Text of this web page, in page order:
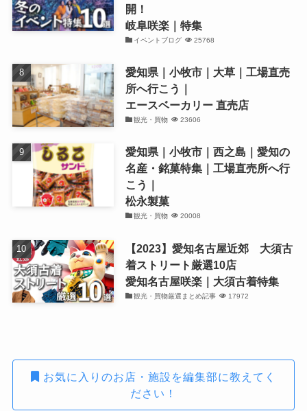
開！
岐阜咲楽｜特集
イベントブログ 25768
愛知県｜小牧市｜大草｜工場直売
所へ行こう｜
エースベーカリー 直売店
観光・買物 23606
愛知県｜小牧市｜西之島｜愛知の
名産・銘菓特集｜工場直売所へ行
こう｜
松永製菓
観光・買物 20008
【2023】愛知名古屋近郊 大須古
着ストリート厳選10店
愛知名古屋咲楽｜大須古着特集
観光・買物厳選まとめ記事 17972
お気に入りのお店・施設を編集部に教えてく
ださい！